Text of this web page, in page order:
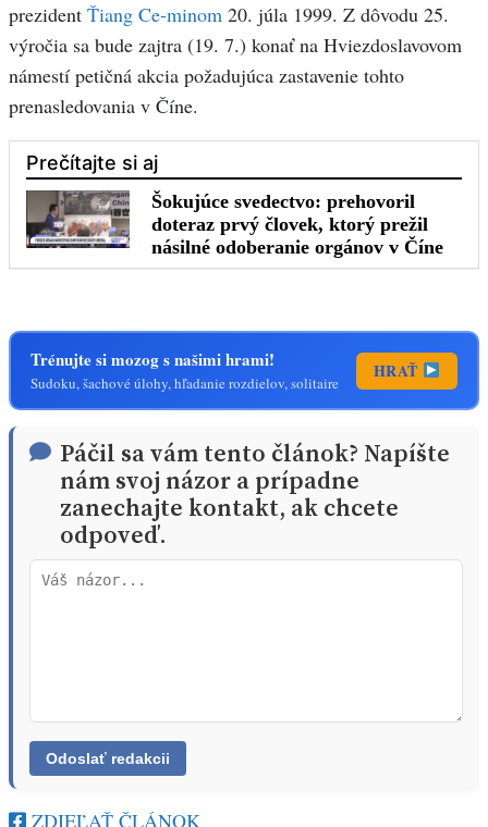
prezident Ťiang Ce-minom 20. júla 1999. Z dôvodu 25.
výročia sa bude zajtra (19. 7.) konať na Hviezdoslavovom
námestí petičná akcia požadujúca zastavenie tohto
prenasledovania v Číne.
Trénujte si mozog s našimi hrami!
Sudoku, šachové úlohy, hľadanie rozdielov, solitaire
HRAŤ
Páčil sa vám tento článok? Napíšte
nám svoj názor a prípadne
zanechajte kontakt, ak chcete
odpoveď.
ZDIEĽAŤ ČLÁNOK